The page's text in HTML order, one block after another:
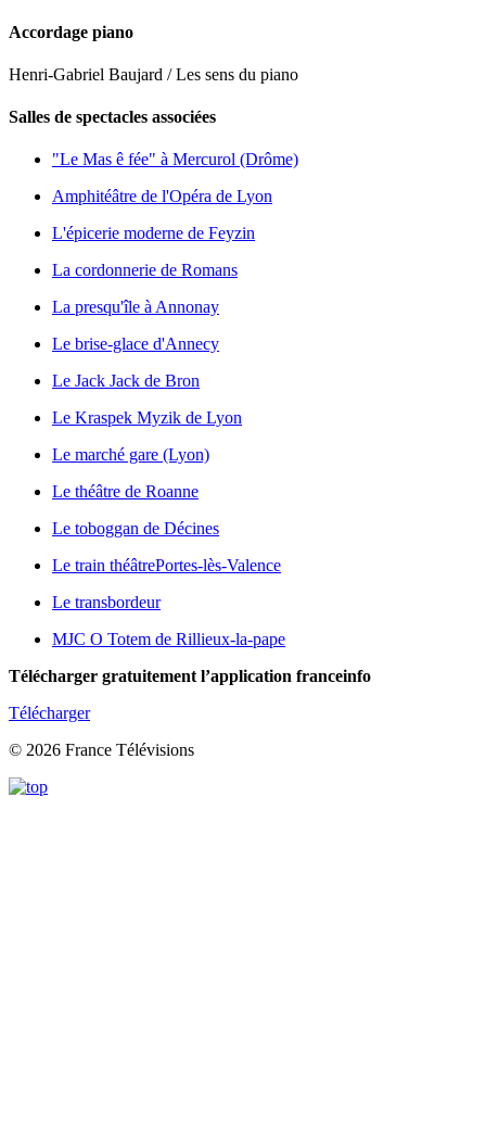
Accordage piano
Henri-Gabriel Baujard / Les sens du piano
Salles de spectacles associées
"Le Mas ê fée" à Mercurol (Drôme)
Amphitéâtre de l'Opéra de Lyon
L'épicerie moderne de Feyzin
La cordonnerie de Romans
La presqu'île à Annonay
Le brise-glace d'Annecy
Le Jack Jack de Bron
Le Kraspek Myzik de Lyon
Le marché gare (Lyon)
Le théâtre de Roanne
Le toboggan de Décines
Le train théâtrePortes-lès-Valence
Le transbordeur
MJC O Totem de Rillieux-la-pape
Télécharger gratuitement l’application franceinfo
Télécharger
© 2026 France Télévisions